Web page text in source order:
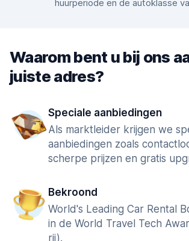
huurperiode en de autoklasse
Waarom bent u bij ons
juiste adres?
Speciale aanbiedingen
Als marktleider krijgen we
aanbiedingen zoals
scherpe prijzen en gratis
Bekroond
World's Leading Car Rental
in de World Travel Tech
rij).